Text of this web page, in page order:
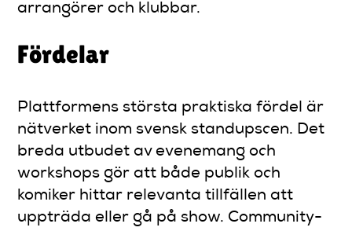
arrangörer och klubbar.
Fördelar
Plattformens största praktiska fördel är
nätverket inom svensk standupscen. Det
breda utbudet av evenemang och
workshops gör att både publik och
komiker hittar relevanta tillfällen att
uppträda eller gå på show. Community-